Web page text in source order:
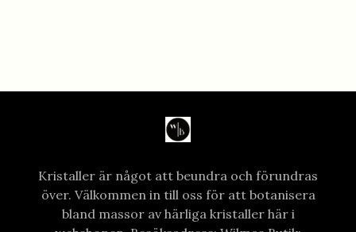
Kristaller är något att beundra och förundras
över. Välkommen in till oss för att botanisera
bland massor av härliga kristaller här i